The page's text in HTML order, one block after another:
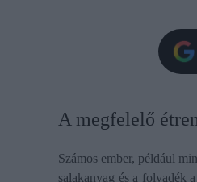
A megfelelő
Számos ember, például
salakanyag és a folyadék